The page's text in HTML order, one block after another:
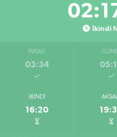
İkindi
İMSAK
03:34
İKINDI
16:20